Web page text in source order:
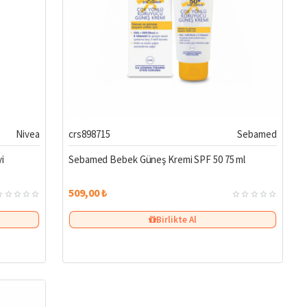
Nivea
crs898715
Sebamed
Sebamed Bebek Güneş Kremi SPF 50 75 ml
509,00 ₺
Birlikte Al